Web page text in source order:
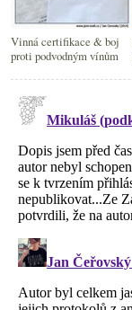
Vinná certifikace & boj
proti podvodným vínům